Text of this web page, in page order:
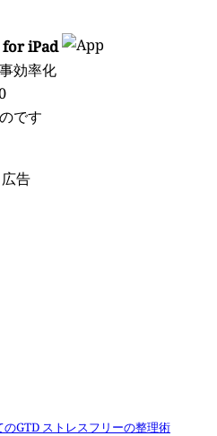
for iPad
効率化
です
広告
のGTD ストレスフリーの整理術